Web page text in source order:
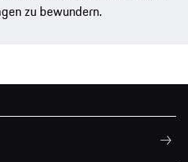
zu bewundern.